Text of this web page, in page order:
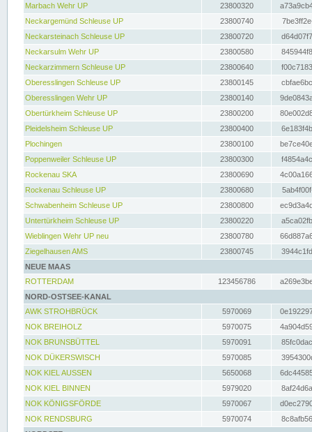
Marbach Wehr UP
23800320
Neckargemünd Schleuse UP
23800740
Neckarsteinach Schleuse UP
23800720
Neckarsulm Wehr UP
23800580
Neckarzimmern Schleuse UP
23800640
Oberesslingen Schleuse UP
23800145
Oberesslingen Wehr UP
23800140
Obertürkheim Schleuse UP
23800200
Pleidelsheim Schleuse UP
23800400
Plochingen
23800100
Poppenweiler Schleuse UP
23800300
Rockenau SKA
23800690
Rockenau Schleuse UP
23800680
Schwabenheim Schleuse UP
23800800
Untertürkheim Schleuse UP
23800220
Wieblingen Wehr UP neu
23800780
Ziegelhausen AMS
23800745
NEUE MAAS
ROTTERDAM
123456786
NORD-OSTSEE-KANAL
AWK STROHBRÜCK
5970069
NOK BREIHOLZ
5970075
NOK BRUNSBÜTTEL
5970091
NOK DÜKERSWISCH
5970085
NOK KIEL AUSSEN
5650068
NOK KIEL BINNEN
5979020
NOK KÖNIGSFÖRDE
5970067
NOK RENDSBURG
5970074